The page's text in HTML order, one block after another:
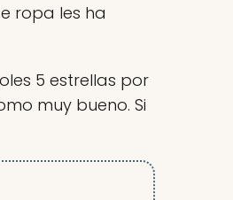
ropa les ha
5 estrellas por
muy bueno. Si